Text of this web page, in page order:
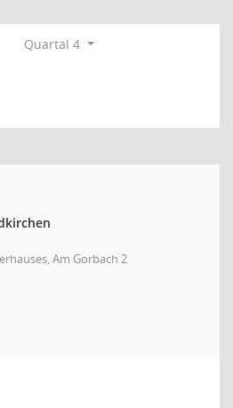
Quartal 4
Am Gorbach 2